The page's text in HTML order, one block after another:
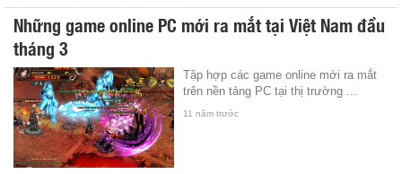
Những game online PC mới ra mắt tại Việt Nam đầu
tháng 3
Tập hợp các game online mới ra mắt
trên nền tảng PC tại thị trường ...
11 năm trước